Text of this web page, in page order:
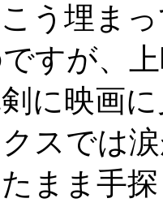
う埋ま
すが、
に映画
スでは
まま手